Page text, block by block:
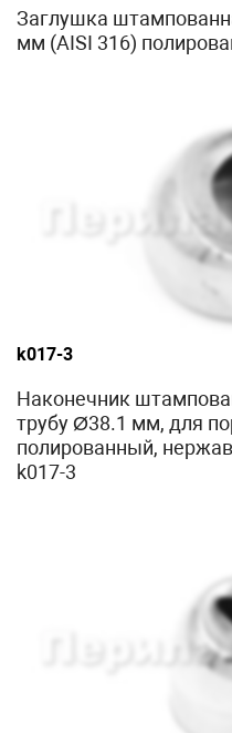
Заглушка
мм (AISI 316)
k017-3
Наконечник
трубу Ø38.1 мм, для
полированный,
k017-3